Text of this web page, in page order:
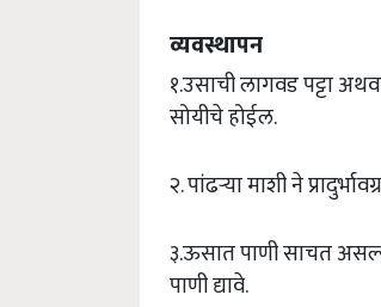
व्यवस्थापन
१.उसाची लागवड पट्टा
सोयीचे होईल.
२. पांढऱ्या माशी ने
३.ऊसात पाणी साचत
पाणी द्यावे.